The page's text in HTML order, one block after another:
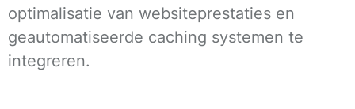
optimalisatie van websiteprestaties en
geautomatiseerde caching systemen te
integreren.